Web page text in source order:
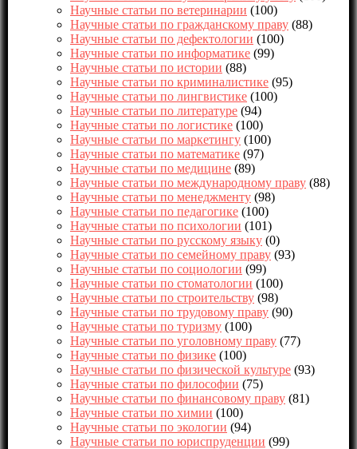
Научные статьи по ветеринарии (100)
Научные статьи по гражданскому праву (88)
Научные статьи по дефектологии (100)
Научные статьи по информатике (99)
Научные статьи по истории (88)
Научные статьи по криминалистике (95)
Научные статьи по лингвистике (100)
Научные статьи по литературе (94)
Научные статьи по логистике (100)
Научные статьи по маркетингу (100)
Научные статьи по математике (97)
Научные статьи по медицине (89)
Научные статьи по международному праву (88)
Научные статьи по менеджменту (98)
Научные статьи по педагогике (100)
Научные статьи по психологии (101)
Научные статьи по русскому языку (0)
Научные статьи по семейному праву (93)
Научные статьи по социологии (99)
Научные статьи по стоматологии (100)
Научные статьи по строительству (98)
Научные статьи по трудовому праву (90)
Научные статьи по туризму (100)
Научные статьи по уголовному праву (77)
Научные статьи по физике (100)
Научные статьи по физической культуре (93)
Научные статьи по философии (75)
Научные статьи по финансовому праву (81)
Научные статьи по химии (100)
Научные статьи по экологии (94)
Научные статьи по юриспруденции (99)